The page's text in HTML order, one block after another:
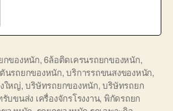
กของหนัก,6ล้อติดเครนรถยกของหนัก,
นรถยกของหนัก,บริการรถขนสงของหนัก,
ใหญ่,บริษัทรถยกของหนัก,บริษัทรถยก
บขนส่ง เครื่องจักรโรงงาน, พิกัดรถยก